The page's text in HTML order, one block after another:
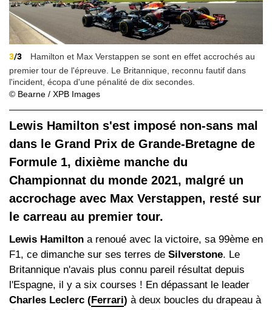
3/3
Hamilton et Max Verstappen se sont en effet accrochés au
premier tour de l'épreuve. Le Britannique, reconnu fautif dans
l'incident, écopa d'une pénalité de dix secondes.
© Bearne / XPB Images
Lewis Hamilton s'est imposé non-sans mal
dans le Grand Prix de Grande-Bretagne de
Formule 1, dixième manche du
Championnat du monde 2021, malgré un
accrochage avec Max Verstappen, resté sur
le carreau au premier tour.
Lewis Hamilton a renoué avec la victoire, sa 99ème en
F1, ce dimanche sur ses terres de Silverstone. Le
Britannique n'avais plus connu pareil résultat depuis
l'Espagne, il y a six courses ! En dépassant le leader
Charles Leclerc (Ferrari) à deux boucles du drapeau à